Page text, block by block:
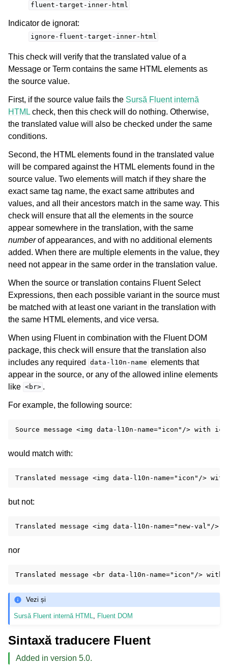
fluent-target-inner-html
Indicator de ignorat:
ignore-fluent-target-inner-html
This check will verify that the translated value of a
Message or Term contains the same HTML elements as
the source value.
First, if the source value fails the Sursă Fluent internă
HTML check, then this check will do nothing. Otherwise,
the translated value will also be checked under the same
conditions.
Second, the HTML elements found in the translated value
will be compared against the HTML elements found in the
source value. Two elements will match if they share the
exact same tag name, the exact same attributes and
values, and all their ancestors match in the same way. This
check will ensure that all the elements in the source
appear somewhere in the translation, with the same
numberof appearances, and with no additional elements
added. When there are multiple elements in the value, they
need not appear in the same order in the translation value.
When the source or translation contains Fluent Select
Expressions, then each possible variant in the source must
be matched with at least one variant in the translation with
the same HTML elements, and vice versa.
When using Fluent in combination with the Fluent DOM
package, this check will ensure that the translation also
includes any required
data-l10n-name elements that
appear in the source, or any of the allowed inline elements
like <br> .
For example, the following source:
would match with:
but not:
nor
Vezi și
Sursă Fluent internă HTML, Fluent DOM
Sintaxă traducere Fluent
Added in version 5.0.